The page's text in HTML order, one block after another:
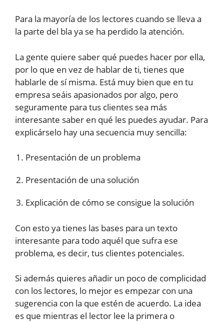
Para la mayoría de los lectores cuando se lleva a
la parte del bla ya se ha perdido la atención.
La gente quiere saber qué puedes hacer por ella,
por lo que en vez de hablar de ti, tienes que
hablarle de sí misma. Está muy bien que en tu
empresa seáis apasionados por algo, pero
seguramente para tus clientes sea más
interesante saber en qué les puedes ayudar. Para
explicárselo hay una secuencia muy sencilla:
Presentación de un problema
Presentación de una solución
Explicación de cómo se consigue la solución
Con esto ya tienes las bases para un texto
interesante para todo aquél que sufra ese
problema, es decir, tus clientes potenciales.
Si además quieres añadir un poco de complicidad
con los lectores, lo mejor es empezar con una
sugerencia con la que estén de acuerdo. La idea
es que mientras el lector lee la primera o